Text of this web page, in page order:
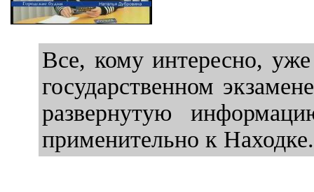
Все, кому интересно,
государственном
развернутую
применительно к